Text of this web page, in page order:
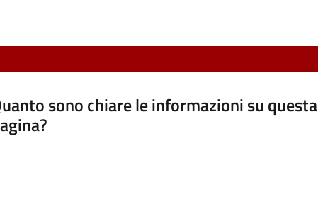
sono chiare le informazioni su questa